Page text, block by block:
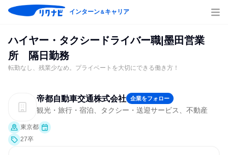
インターン＆キャリア
ハイヤー・タクシードライバー職|墨田営業
所 隔日勤務
転勤なし、残業少なめ。プライベートを大切にできる働き方！
帝都自動車交通株式会社 企業をフォロー
観光・旅行・宿泊、タクシー・送迎サービス、不動産
東京都
27卒